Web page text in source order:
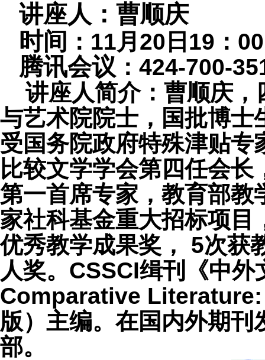
讲座人：曹顺庆
时间 ： 11月 20 日 19 ： 00
腾讯会议 ： 424-700-
讲座人简介：曹顺庆
与艺术院院士，国批博士
受国务院政府特殊津贴
比较文学学会第四任会
第一首席专家，教育部教
家社科基金重大招标项目
优秀教学成果奖，
5次获
人奖。 CSSCI缉刊《中外
Comparative
版）主编。在国内外期刊
部。